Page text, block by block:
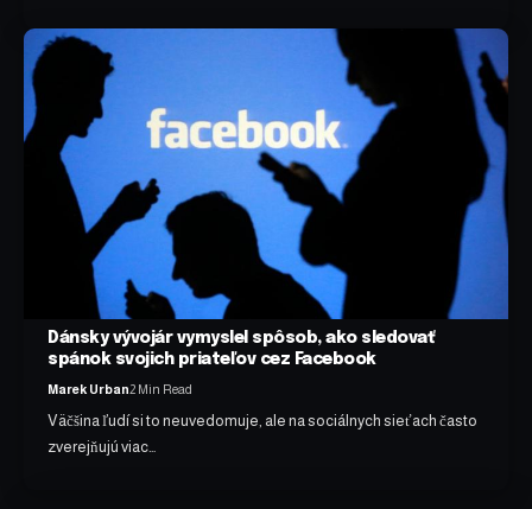
Dánsky vývojár vymyslel spôsob, ako sledovať
spánok svojich priateľov cez Facebook
Marek Urban2 Min Read
Väčšina ľudí si to neuvedomuje, ale na sociálnych sieťach často
zverejňujú viac…